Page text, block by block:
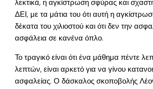
λεκτικά, η αγκίστρωση σφύρας και
ΔΕΙ, με τα μάτια του ότι αυτή η
δέκατα του χιλιοστού και ότι δεν την
ασφάλεια σε κανένα όπλο.
Το τραγικό είναι ότι ένα μάθημα πέντε
λεπτών, είναι αρκετό για να γίνου
ασφαλείας. Ο δάσκαλος σκοποβολής